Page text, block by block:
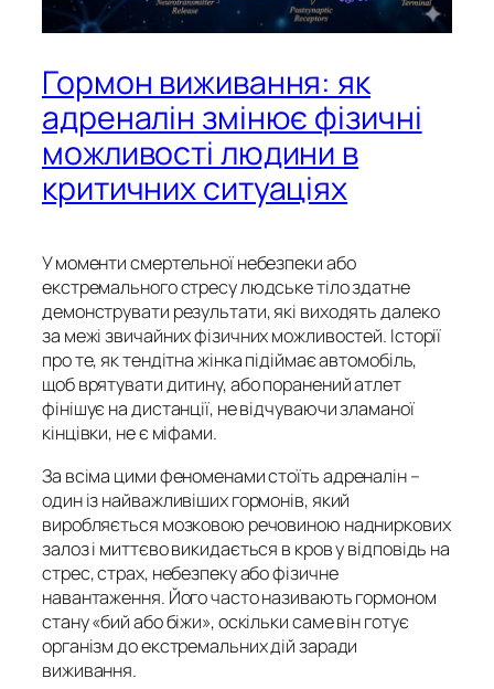
Гормон виживання: як
адреналін змінює фізичні
можливості людини в
критичних ситуаціях
У моменти смертельної небезпеки або
екстремального стресу людське тіло здатне
демонструвати результати, які виходять далеко
за межі звичайних фізичних можливостей. Історії
про те, як тендітна жінка підіймає автомобіль,
щоб врятувати дитину, або поранений атлет
фінішує на дистанції, не відчуваючи зламаної
кінцівки, не є міфами.
За всіма цими феноменами стоїтьадреналін–
один із найважливіших гормонів, який
виробляється мозковою речовиною надниркових
залоз і миттєво викидається в кров у відповідь на
стрес, страх, небезпеку або фізичне
навантаження. Його часто називають гормоном
стану «бий або біжи», оскільки саме він готує
організм до екстремальних дій заради
виживання.